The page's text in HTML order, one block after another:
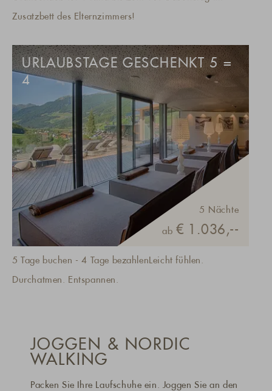
Zusatzbett des Elternzimmers!
URLAUBSTAGE GESCHENKT 5 =
4
5 Nächte
ab € 1.036,--
5 Tage buchen - 4 Tage bezahlenLeicht fühlen.
Durchatmen. Entspannen.
JOGGEN & NORDIC
WALKING
Packen Sie Ihre Laufschuhe ein. Joggen Sie an den